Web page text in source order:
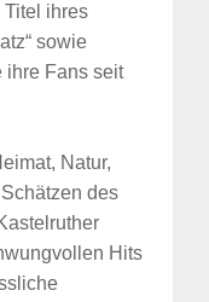
ihres
sowie
ihre Fans seit
Natur,
des
Hits